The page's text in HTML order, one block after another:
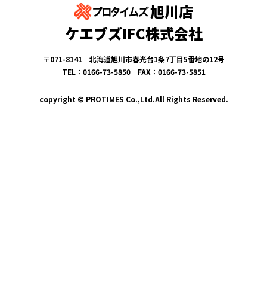
旭川店
ケエブズIFC株式会社
〒071-8141 北海道旭川市春光台1条7丁目5番地の12号
TEL：0166-73-5850 FAX：0166-73-5851
copyright © PROTIMES Co.,Ltd.All Rights Reserved.